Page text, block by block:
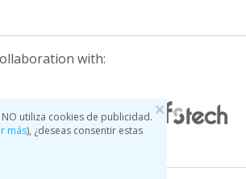
×
utiliza cookies de publicidad.
más), ¿deseas consentir estas
with: